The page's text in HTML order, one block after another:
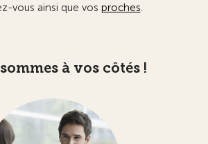
vous ainsi que vos proches.
à vos côtés !